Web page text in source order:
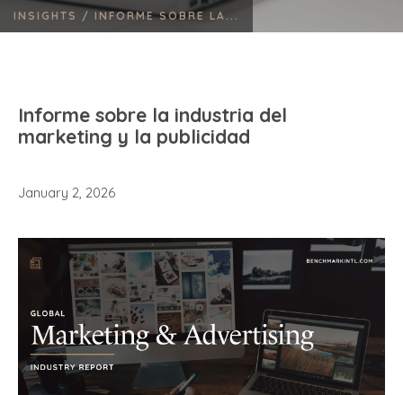
INSIGHTS / INFORME SOBRE LA...
Informe sobre la industria del
marketing y la publicidad
January 2, 2026